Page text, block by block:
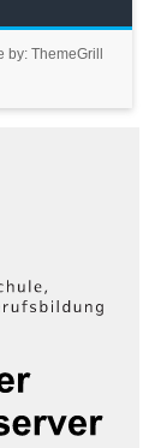
by: ThemeGrill